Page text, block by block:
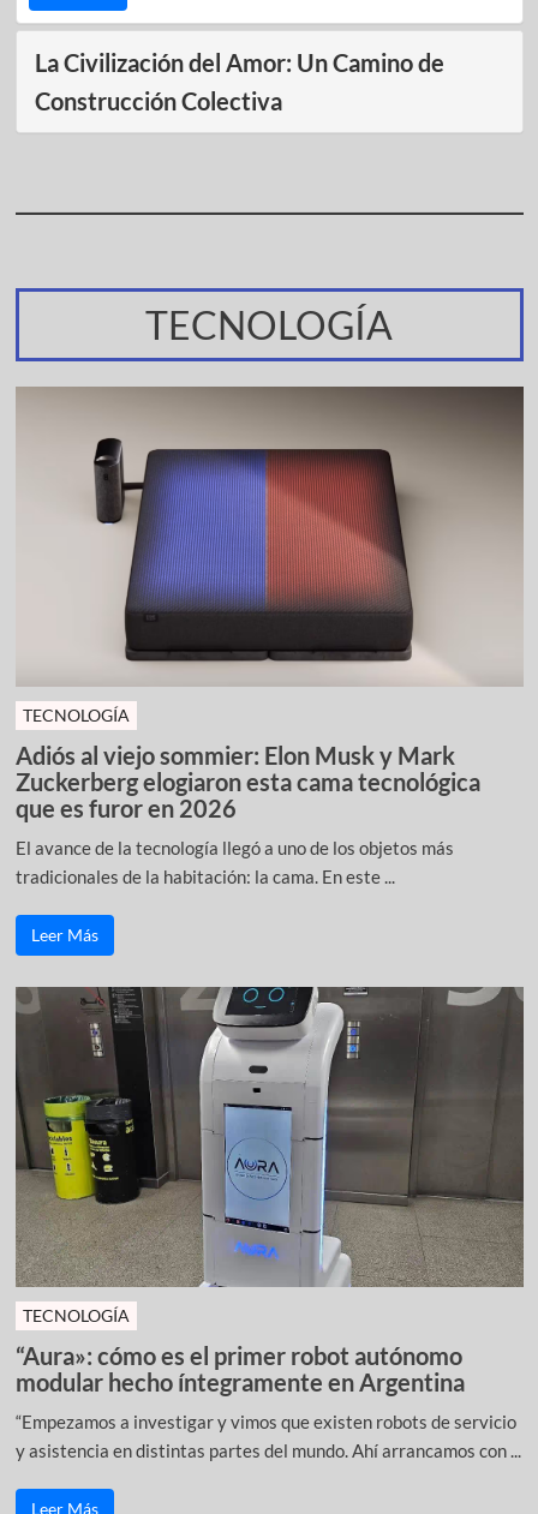
La Civilización del Amor: Un Camino de
Construcción Colectiva
TECNOLOGÍA
TECNOLOGÍA
Adiós al viejo sommier: Elon Musk y Mark
Zuckerberg elogiaron esta cama tecnológica
que es furor en 2026
El avance de la tecnología llegó a uno de los objetos más
tradicionales de la habitación: la cama. En este ...
Leer Más
TECNOLOGÍA
“Aura»: cómo es el primer robot autónomo
modular hecho íntegramente en Argentina
“Empezamos a investigar y vimos que existen robots de servicio
y asistencia en distintas partes del mundo. Ahí arrancamos con ...
Leer Más